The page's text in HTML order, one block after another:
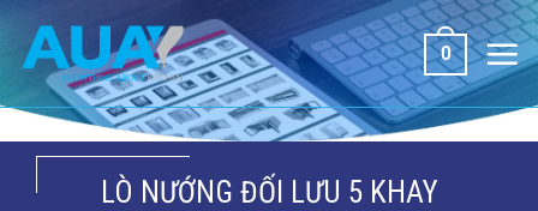
dung
0
LÒ NƯỚNG ĐỐI LƯU 5 KHAY